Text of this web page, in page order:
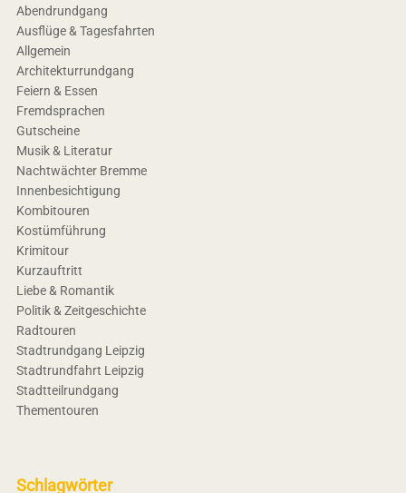
Abendrundgang
Ausflüge & Tagesfahrten
Allgemein
Architekturrundgang
Feiern & Essen
Fremdsprachen
Gutscheine
Musik & Literatur
Nachtwächter Bremme
Innenbesichtigung
Kombitouren
Kostümführung
Krimitour
Kurzauftritt
Liebe & Romantik
Politik & Zeitgeschichte
Radtouren
Stadtrundgang Leipzig
Stadtrundfahrt Leipzig
Stadtteilrundgang
Thementouren
Schlagwörter